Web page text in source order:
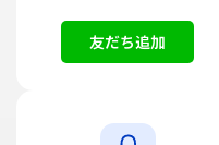
友だち追加